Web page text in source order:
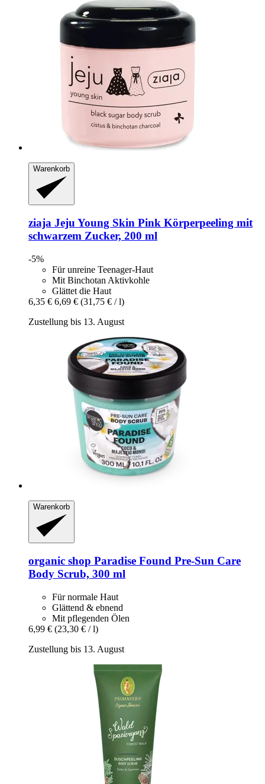
Warenkorb
ziaja Jeju Young Skin Pink Körperpeeling mit
schwarzem Zucker, 200 ml
-5%
Für unreine Teenager-Haut
Mit Binchotan Aktivkohle
Glättet die Haut
6,35 € 6,69 € (31,75 € / l)
Zustellung bis 13. August
Warenkorb
organic shop Paradise Found Pre-​Sun Care
Body Scrub, 300 ml
Für normale Haut
Glättend & ebnend
Mit pflegenden Ölen
6,99 € (23,30 € / l)
Zustellung bis 13. August